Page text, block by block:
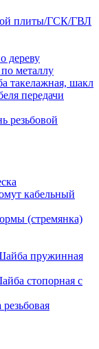
плиты/ГСК/ГВЛ
дереву
металлу
такелажная, шакл
передачи
резьбовой
кабельный
(стремянка)
пружинная
стопорная с